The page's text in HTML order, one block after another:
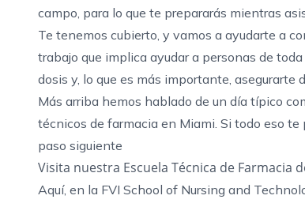
campo, para lo que te prepararás mientras
Te tenemos cubierto, y vamos a ayudarte a
trabajo que implica ayudar a personas de
dosis y, lo que es más importante, asegurarte
Más arriba hemos hablado de un día típico
técnicos de farmacia en Miami. Si todo eso te
paso siguiente
Visita nuestra Escuela Técnica de Farmacia
Aquí, en la FVI School of Nursing and